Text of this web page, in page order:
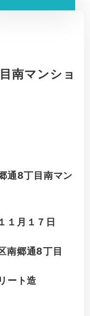
南マンショ
8丁目南マン
月１７日
郷通8丁目
ト造